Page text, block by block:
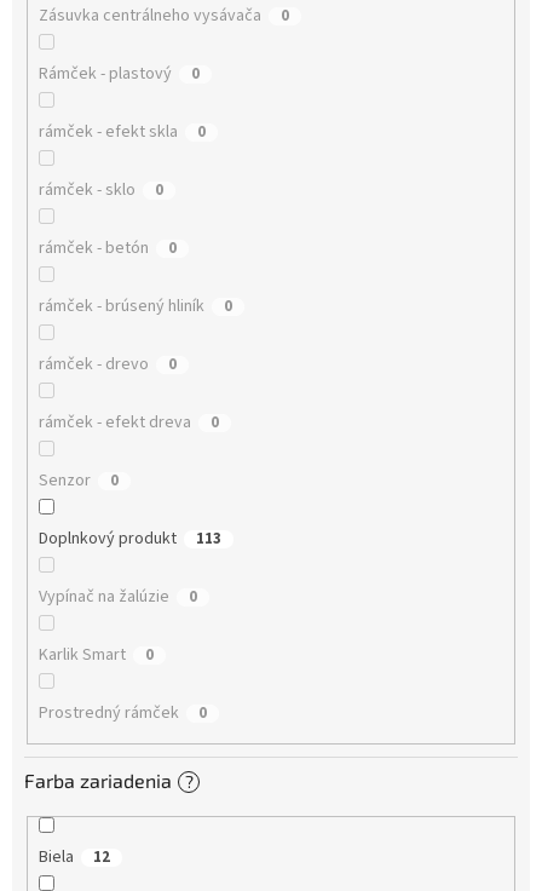
Zásuvka centrálneho vysávača 0
Rámček - plastový 0
rámček - efekt skla 0
rámček - sklo 0
rámček - betón 0
rámček - brúsený hliník 0
rámček - drevo 0
rámček - efekt dreva 0
Senzor 0
Doplnkový produkt 113
Vypínač na žalúzie 0
Karlik Smart 0
Prostredný rámček 0
Farba zariadenia ?
Biela 12